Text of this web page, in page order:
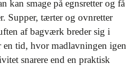
kan smage på egnsretter og få
Supper, tærter og ovnretter
af bagværk breder sig i
en tid, hvor madlavningen igen
snarere end en praktisk